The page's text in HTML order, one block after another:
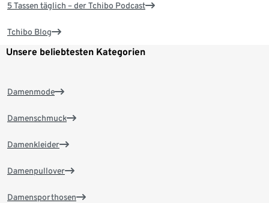
5 Tassen täglich – der Tchibo Podcast
Tchibo Blog
Unsere beliebtesten Kategorien
Damenmode
Damenschmuck
Damenkleider
Damenpullover
Damensporthosen